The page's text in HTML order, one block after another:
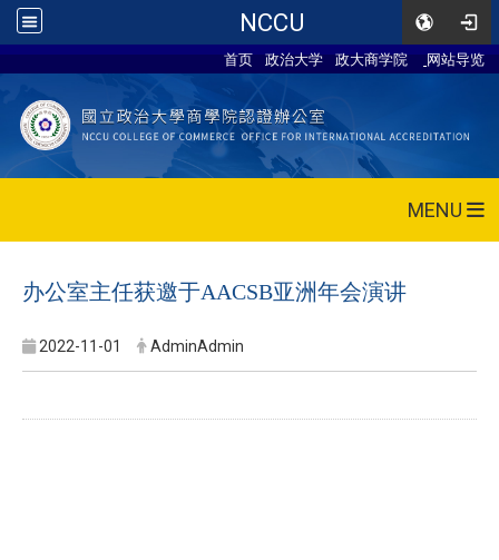
NCCU
首页 政治大学 政大商学院 网站导览
MENU
办公室主任获邀于AACSB亚洲年会演讲
2022-11-01 AdminAdmin